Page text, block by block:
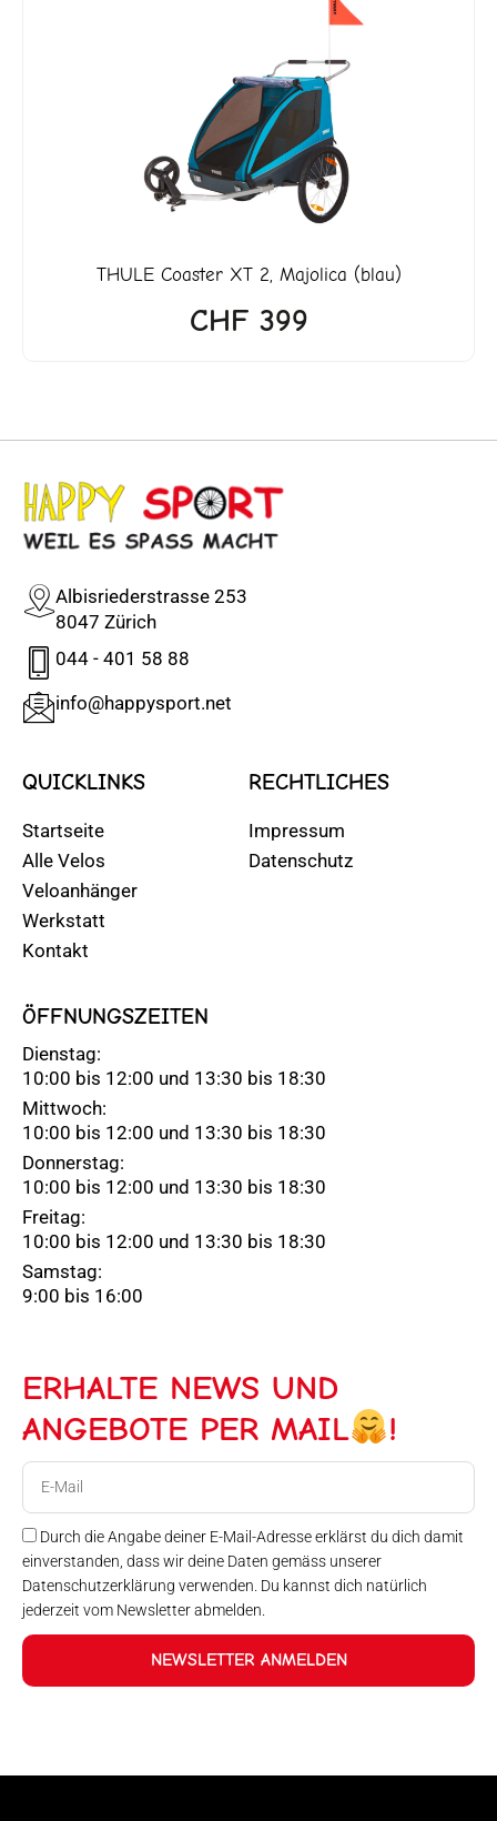
THULECoaster XT 2, Majolica (blau)
CHF399
Albisriederstrasse 253
8047 Zürich
044 - 401 58 88
info@happysport.net
QUICKLINKS
Startseite
Alle Velos
Veloanhänger
Werkstatt
Kontakt
RECHTLICHES
Impressum
Datenschutz
ÖFFNUNGSZEITEN
Dienstag:
10:00 bis 12:00 und 13:30 bis 18:30
Mittwoch:
10:00 bis 12:00 und 13:30 bis 18:30
Donnerstag:
10:00 bis 12:00 und 13:30 bis 18:30
Freitag:
10:00 bis 12:00 und 13:30 bis 18:30
Samstag:
9:00 bis 16:00
ERHALTE NEWS UND
ANGEBOTE PER MAIL
!
Durch die Angabe deiner E-Mail-Adresse erklärst du dich damit
einverstanden, dass wir deine Daten gemäss unserer
Datenschutzerklärung verwenden. Du kannst dich natürlich
jederzeit vom Newsletter abmelden.
NEWSLETTER ANMELDEN